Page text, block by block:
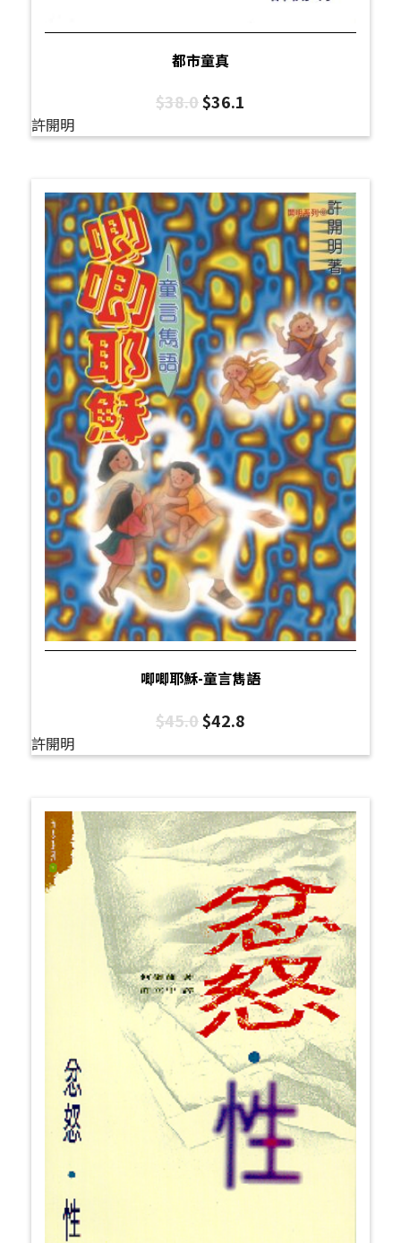
都市童真
$38.0$36.1
許開明
唧唧耶穌-童言雋語
$45.0$42.8
許開明